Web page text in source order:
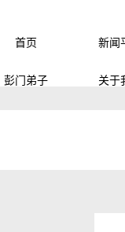
首页 新闻
彭门弟子 关于